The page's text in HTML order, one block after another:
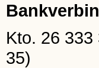
Kto. 26
35)